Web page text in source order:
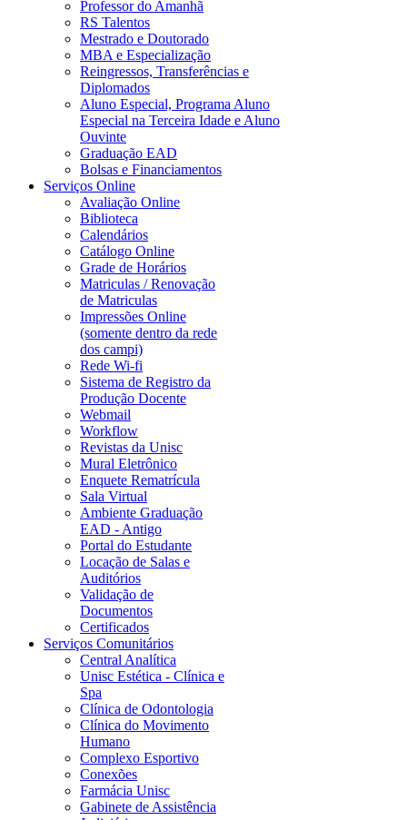
Professor do Amanhã
RS Talentos
Mestrado e Doutorado
MBA e Especialização
Reingressos, Transferências e
Diplomados
Aluno Especial, Programa Aluno
Especial na Terceira Idade e Aluno
Ouvinte
Graduação EAD
Bolsas e Financiamentos
Serviços Online
Avaliação Online
Biblioteca
Calendários
Catálogo Online
Grade de Horários
Matriculas / Renovação
de Matriculas
Impressões Online
(somente dentro da rede
dos campi)
Rede Wi-fi
Sistema de Registro da
Produção Docente
Webmail
Workflow
Revistas da Unisc
Mural Eletrônico
Enquete Rematrícula
Sala Virtual
Ambiente Graduação
EAD - Antigo
Portal do Estudante
Locação de Salas e
Auditórios
Validação de
Documentos
Certificados
Serviços Comunitários
Central Analítica
Unisc Estética - Clínica e
Spa
Clínica de Odontologia
Clínica do Movimento
Humano
Complexo Esportivo
Conexões
Farmácia Unisc
Gabinete de Assistência